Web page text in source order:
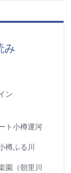
み
ン
ト小樽運河
樽ふる川
園（朝里川